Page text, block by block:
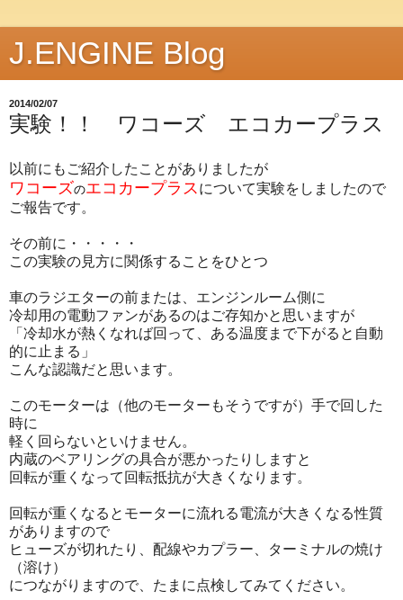
J.ENGINE Blog
2014/02/07
実験！！ ワコーズ エコカープラス
以前にもご紹介したことがありましたが
ワコーズのエコカープラス について実験をしましたので
ご報告です。
その前に・・・・・
この実験の見方に関係することをひとつ
車のラジエターの前または、エンジンルーム側に
冷却用の電動ファンがあるのはご存知かと思いますが
「冷却水が熱くなれば回って、ある温度まで下がると自動
的に止まる」
こんな認識だと思います。
このモーターは（他のモーターもそうですが）手で回した
時に
軽く回らないといけません。
内蔵のベアリングの具合が悪かったりしますと
回転が重くなって回転抵抗が大きくなります。
回転が重くなるとモーターに流れる電流が大きくなる性質
がありますので
ヒューズが切れたり、配線やカプラー、ターミナルの焼け
（溶け）
につながりますので、たまに点検してみてください。